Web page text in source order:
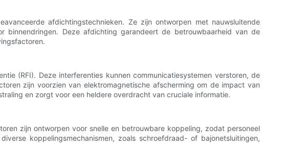
afdichtingstechnieken. Ze zijn ontworpen met nauwsluitende
Deze afdichting garandeert de betrouwbaarheid van de
(RFI). Deze interferenties kunnen communicatiesystemen verstoren, de
zijn voorzien van elektromagnetische afscherming om de impact van
en zorgt voor een heldere overdracht van cruciale informatie.
zijn ontworpen voor snelle en betrouwbare koppeling, zodat personeel
koppelingsmechanismen, zoals schroefdraad- of bajonetsluitingen,